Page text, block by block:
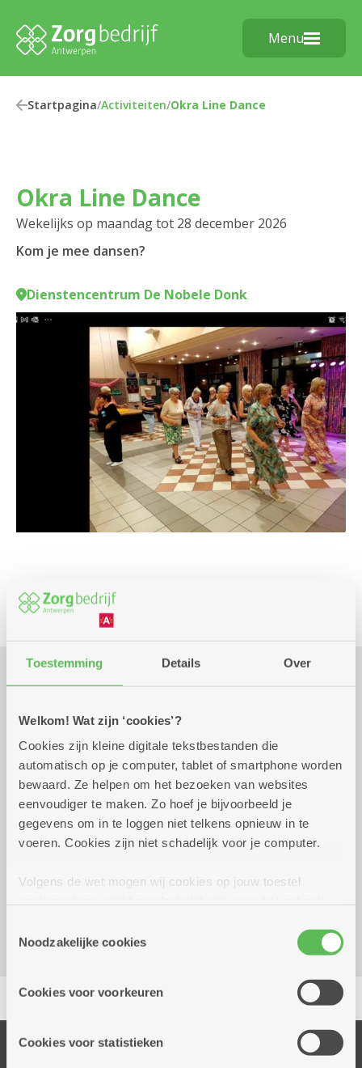
Toestemming Details Over
Welkom! Wat zijn ‘cookies’?
Cookies zijn kleine digitale tekstbestanden die
automatisch op je computer, tablet of smartphone worden
bewaard. Ze helpen om het bezoeken van websites
eenvoudiger te maken. Zo hoef je bijvoorbeeld je
gegevens om in te loggen niet telkens opnieuw in te
voeren. Cookies zijn niet schadelijk voor je computer.
Volgens de wet mogen wij cookies op jouw toestel
cookies hebben we jouw toestemming nodig. Sommige
cookies worden geplaatst door derde partijen die een
informatie over jouw (geanonimiseerd) gebruik van onze
partners kunnen deze gegevens combineren met andere
Noodzakelijke cookies
Cookies voor voorkeuren
Cookies voor statistieken
Menu
Startpagina/Activiteiten/Okra Line Dance
Okra Line Dance
Wekelijks op maandag tot 28 december 2026
Kom je mee dansen?
Dienstencentrum De Nobele Donk
Beweging
Wekelijks op maandag tot 28
december 2026
13.30 uur tot
16.00 uur
in clubverband
Dienstencentrum De Nobele Donk
Prinshoeveweg 21
Delen
Onze diensten